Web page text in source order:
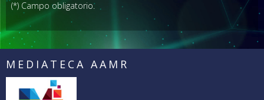
(*) Campo obligatorio.
MEDIATECA AAMR